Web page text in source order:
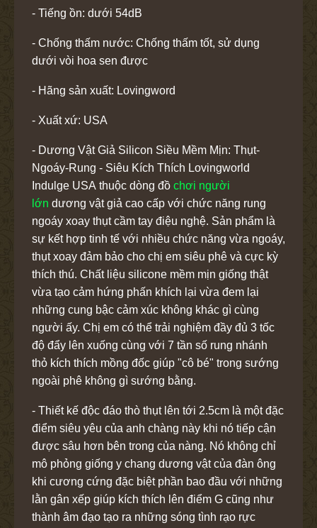
- Tiếng ồn: dưới 54dB
- Chống thấm nước: Chống thấm tốt, sử dụng
dưới vòi hoa sen được
- Hãng sản xuất: Lovingword
- Xuất xứ: USA
- Dương Vật Giả Silicon Siều Mềm Mịn: Thụt-
Ngoáy-Rung - Siêu Kích Thích Lovingworld
Indulge USA thuộc dòng đồ chơi người
lớn dương vật giả cao cấp với chức năng rung
ngoáy xoay thụt cầm tay điệu nghệ. Sản phẩm là
sự kết hợp tinh tế với nhiều chức năng vừa ngoáy,
thụt xoay đảm bảo cho chị em siêu phê và cực kỳ
thích thú. Chất liệu silicone mềm mịn giống thật
vừa tạo cảm hứng phấn khích lại vừa đem lại
những cung bậc cảm xúc không khác gì cùng
người ấy. Chị em có thể trải nghiệm đầy đủ 3 tốc
độ đẩy lên xuống cùng với 7 tần số rung nhánh
thỏ kích thích mồng đốc giúp "cô bé" trong sướng
ngoài phê không gì sướng bằng.
- Thiết kế độc đáo thò thụt lên tới 2.5cm là một đặc
điểm siêu yêu của anh chàng này khi nó tiếp cận
được sâu hơn bên trong của nàng. Nó không chỉ
mô phỏng giống y chang dương vật của đàn ông
khi cương cứng đặc biệt phần bao đầu với những
lằn gân xếp giúp kích thích lên điểm G cũng như
thành âm đạo tạo ra những sóng tình rạo rực